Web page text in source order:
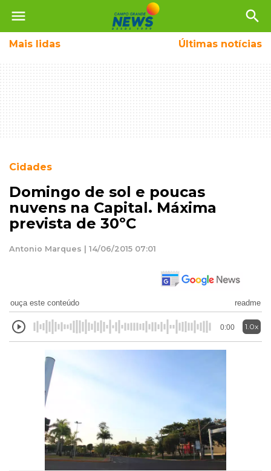
menu search
Mais lidas Últimas notícias
Cidades
Domingo de sol e poucas
nuvens na Capital. Máxima
prevista de 30ºC
Antonio Marques | 14/06/2015 07:01
ouça este conteúdo readme
0:00 1.0x